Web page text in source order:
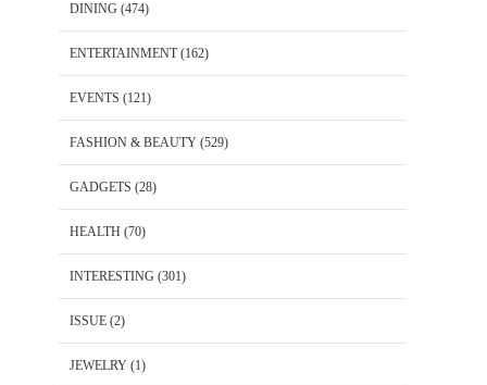
DINING (474)
ENTERTAINMENT(162)
EVENTS (121)
FASHION & BEAUTY (529)
GADGETS (28)
HEALTH (70)
INTERESTING (301)
ISSUE (2)
JEWELRY (1)